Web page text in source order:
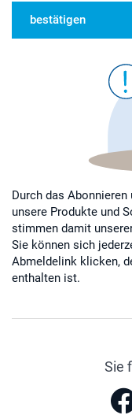
bestätigen
Durch das
unsere Produkte und
stimmen damit
Sie können sich
Abmeldelink klicken,
enthalten ist.
Sie